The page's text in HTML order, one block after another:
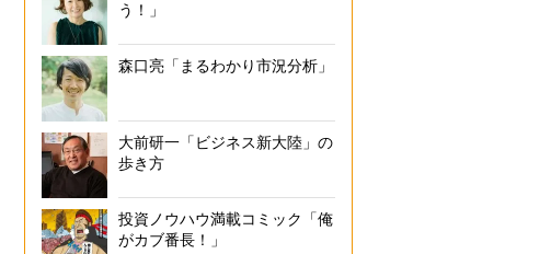
う！」
森口亮「まるわかり市況分析」
大前研一「ビジネス新大陸」の
歩き方
投資ノウハウ満載コミック「俺
がカブ番長！」